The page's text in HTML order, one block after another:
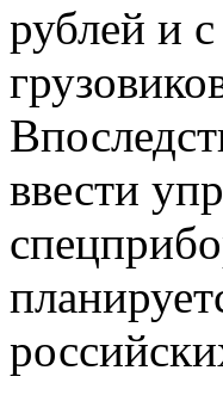
рублей и
ввести